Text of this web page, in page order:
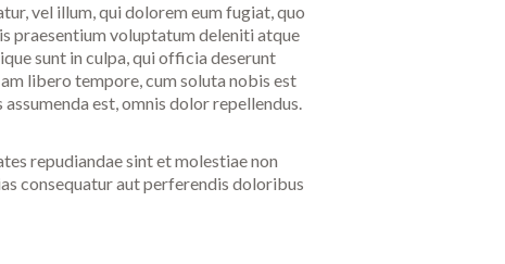
vel illum, qui dolorem eum fugiat, quo
praesentium voluptatum deleniti atque
sunt in culpa, qui officia deserunt
libero tempore, cum soluta nobis est
est, omnis dolor repellendus.
repudiandae sint et molestiae non
consequatur aut perferendis doloribus